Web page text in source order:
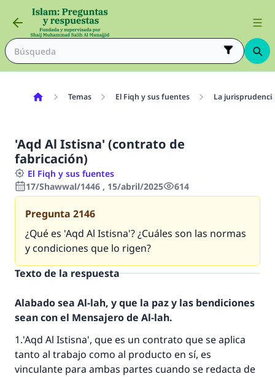
Temas El Fiqh y sus fuentes La
'Aqd Al Istisna' (contrato de
fabricación)
El Fiqh y sus fuentes
17/Shawwal/1446 , 15/abril/2025
614
Pregunta 2146
¿Qué es 'Aqd Al Istisna'? ¿Cuáles son las normas
y condiciones que lo rigen?
Texto de la respuesta
Alabado sea Al-lah, y que la paz y las bendiciones
sean con el Mensajero de Al-lah.
1.'Aqd Al Istisna', que es un contrato que se aplica
tanto al trabajo como al producto en sí, es
vinculante para ambas partes cuando se redacta de